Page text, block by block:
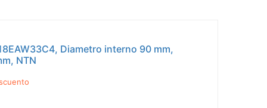
Diametro interno 90 mm,
NTN